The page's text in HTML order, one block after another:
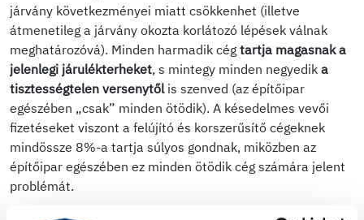
járvány következményei miatt csökkenhet (illetve
átmenetileg a járvány okozta korlátozó lépések válnak
meghatározóvá). Minden harmadik cég tartja magasnak a
jelenlegi járulékterheket, s mintegy minden negyedik a
tisztességtelen versenytőlis szenved (az építőipar
egészében „csak” minden ötödik). A késedelmes vevői
fizetéseket viszont a felújító és korszerűsítő cégeknek
mindössze 8%-a tartja súlyos gondnak, miközben az
építőipar egészében ez minden ötödik cég számára jelent
problémát.